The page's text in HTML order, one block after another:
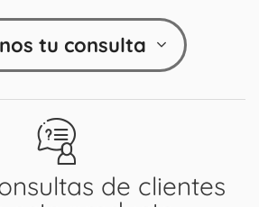
de clientes
tu consulta